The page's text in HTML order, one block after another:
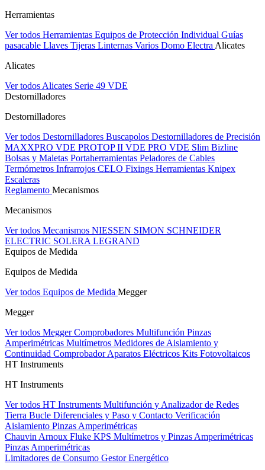
Herramientas
Ver todos Herramientas Equipos de Protección Individual Guías
pasacable Llaves Tijeras Linternas Varios Domo Electra Alicates
Alicates
Ver todos Alicates Serie 49 VDE
Destornilladores
Destornilladores
Ver todos Destornilladores Buscapolos Destornilladores de Precisión
MAXXPRO VDE PROTOP II VDE PRO VDE Slim Bizline
Bolsas y Maletas Portaherramientas Peladores de Cables
Termómetros Infrarrojos CELO Fixings Herramientas Knipex
Escaleras
Reglamento Mecanismos
Mecanismos
Ver todos Mecanismos NIESSEN SIMON SCHNEIDER
ELECTRIC SOLERA LEGRAND
Equipos de Medida
Equipos de Medida
Ver todos Equipos de Medida Megger
Megger
Ver todos MeggerComprobadores Multifunción Pinzas
Amperimétricas Multímetros Medidores de Aislamiento y
Continuidad Comprobador Aparatos Eléctricos Kits Fotovoltaicos
HT Instruments
HT Instruments
Ver todos HT Instruments Multifunción y Analizador de Redes
Tierra Bucle Diferenciales y Paso y Contacto Verificación
Aislamiento Pinzas Amperimétricas
Chauvin Arnoux Fluke KPS Multímetros y Pinzas Amperimétricas
Pinzas Amperimétricas
Limitadores de Consumo Gestor Energético